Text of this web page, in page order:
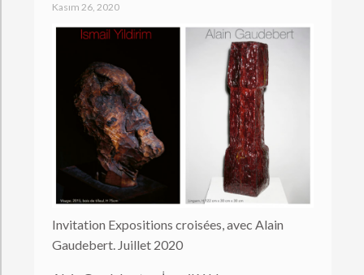
Kasım 26, 2020
Invitation Expositions croisées, avec Alain
Gaudebert. Juillet 2020